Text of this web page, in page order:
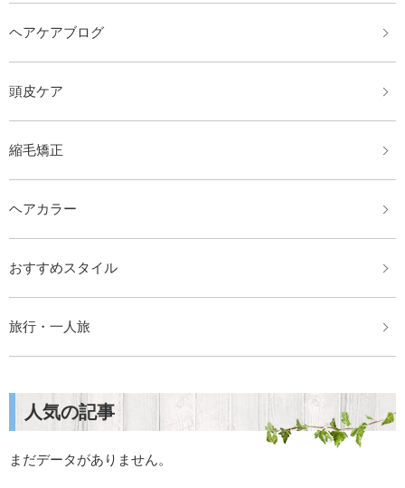
ヘアケアブログ
頭皮ケア
縮毛矯正
ヘアカラー
おすすめスタイル
旅行・一人旅
人気の記事
まだデータがありません。